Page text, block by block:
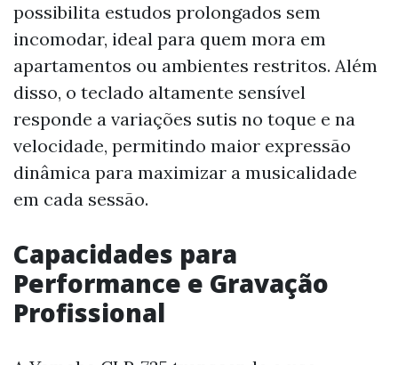
possibilita estudos prolongados sem
incomodar, ideal para quem mora em
apartamentos ou ambientes restritos. Além
disso, o teclado altamente sensível
responde a variações sutis no toque e na
velocidade, permitindo maior expressão
dinâmica para maximizar a musicalidade
em cada sessão.
Capacidades para
Performance e Gravação
Profissional